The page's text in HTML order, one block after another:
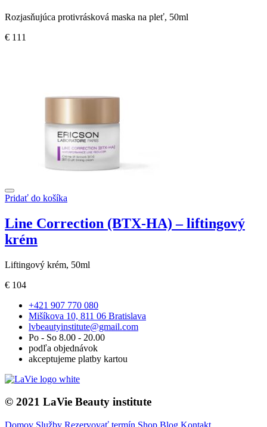
Rozjasňujúca protivrásková maska na pleť, 50ml
€ 111
Pridať do košíka
Line Correction (BTX-HA) – liftingový
krém
Liftingový krém, 50ml
€ 104
+421 907 770 080
Mišíkova 10, 811 06 Bratislava
lvbeautyinstitute@gmail.com
Po - So 8.00 - 20.00
podľa objednávok
akceptujeme platby kartou
© 2021 LaVie Beauty institute
Domov Služby Rezervovať termín Shop Blog Kontakt